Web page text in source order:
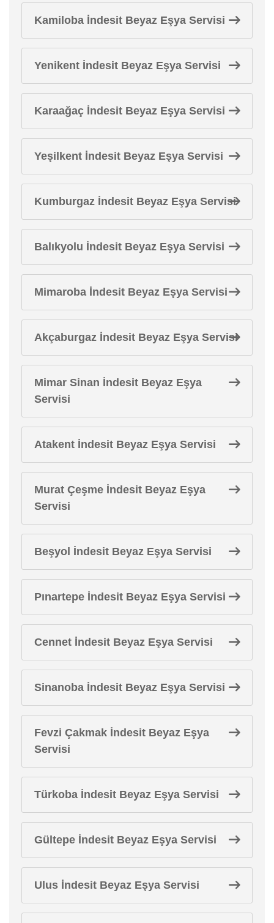
Kamiloba İndesit Beyaz Eşya Servisi
Yenikent İndesit Beyaz Eşya Servisi
Karaağaç İndesit Beyaz Eşya Servisi
Yeşilkent İndesit Beyaz Eşya Servisi
Kumburgaz İndesit Beyaz Eşya Servisi
Balıkyolu İndesit Beyaz Eşya Servisi
Mimaroba İndesit Beyaz Eşya Servisi
Akçaburgaz İndesit Beyaz Eşya Servisi
Mimar Sinan İndesit Beyaz Eşya
Servisi
Atakent İndesit Beyaz Eşya Servisi
Murat Çeşme İndesit Beyaz Eşya
Servisi
Beşyol İndesit Beyaz Eşya Servisi
Pınartepe İndesit Beyaz Eşya Servisi
Cennet İndesit Beyaz Eşya Servisi
Sinanoba İndesit Beyaz Eşya Servisi
Fevzi Çakmak İndesit Beyaz Eşya
Servisi
Türkoba İndesit Beyaz Eşya Servisi
Gültepe İndesit Beyaz Eşya Servisi
Ulus İndesit Beyaz Eşya Servisi